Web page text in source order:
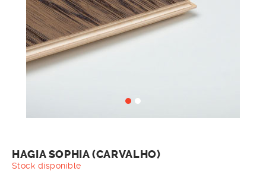
HAGIA SOPHIA (CARVALHO)
Stock disponible